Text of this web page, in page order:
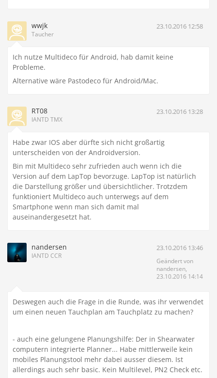
wwjk
Taucher
23.10.2016 12:58
Ich nutze Multideco für Android, hab damit keine
Probleme.
Alternative wäre Pastodeco für Android/Mac.
RT08
IANTD TMX
23.10.2016 13:28
Habe zwar IOS aber dürfte sich nicht großartig
unterscheiden von der Androidversion.
Bin mit Multideco sehr zufrieden auch wenn ich die
Version auf dem LapTop bevorzuge. LapTop ist natürlich
die Darstellung größer und übersichtlicher. Trotzdem
funktioniert Multideco auch unterwegs auf dem
Smartphone wenn man sich damit mal
auseinandergesetzt hat.
nandersen
IANTD CCR
23.10.2016 13:46
Geändert von
nandersen,
23.10.2016 14:14
Deswegen auch die Frage in die Runde, was ihr verwendet
um einen neuen Tauchplan am Tauchplatz zu machen?
- auch eine gelungene Planungshilfe: Der in Shearwater
computern integrierte Planner... Habe mittlerweile kein
mobiles Planungstool mehr dabei ausser diesem. Ist
allerdings auch sehr basic. Kein Multilevel, PN2 Check etc.